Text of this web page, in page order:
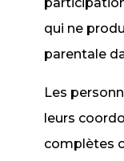
qui ne
parentale
Les
leurs
complètes